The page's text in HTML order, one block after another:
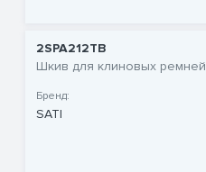
2SPA212TB
Шкив для клиновых ремней
Бренд:
SATI